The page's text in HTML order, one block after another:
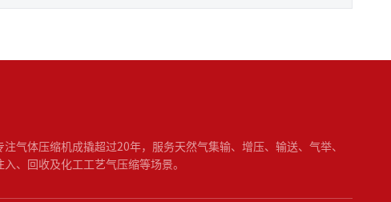
注气体压缩机成撬超过20年，服务天然气集输、增压、输送、气举、
入、回收及化工工艺气压缩等场景。